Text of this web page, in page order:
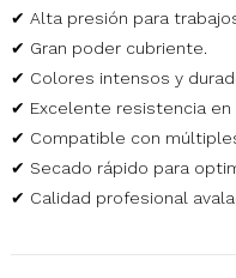
✔ Alta presión para
✔ Gran poder cubriente.
✔ Colores intensos y
✔ Excelente resistencia en
✔ Compatible con
✔ Secado rápido para
✔ Calidad profesional